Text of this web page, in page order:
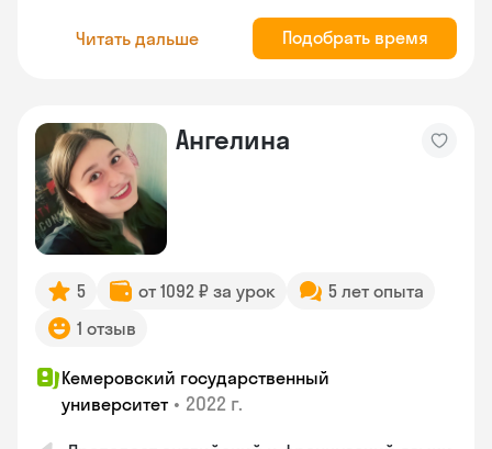
Читать дальше Подобрать время
Ангелина
5 от 1092 ₽ за урок
5 лет опыта
1 отзыв
Кемеровский государственный
университет • 2022 г.